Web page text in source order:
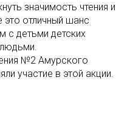
значимость чтения и
это отличный шанс
с детьми детских
№2 Амурского
участие в этой акции.